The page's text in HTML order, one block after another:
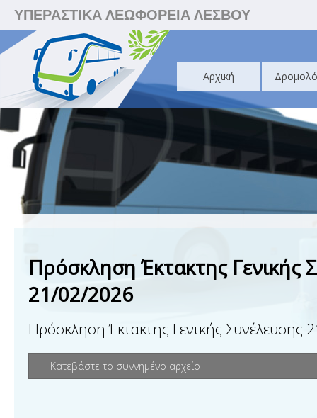
ΥΠΕΡΑΣΤΙΚΑ ΛΕΩΦΟΡΕΙΑ ΛΕΣΒΟΥ
Αρχική
Πρόσκληση Έκτακτης Γενικής
21/02/2026
Πρόσκληση Έκτακτης Γενικής Συνέλευσης
Κατεβάστε το συννημένο αρχείο